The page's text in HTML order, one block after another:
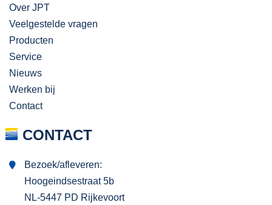
Over JPT
Veelgestelde vragen
Producten
Service
Nieuws
Werken bij
Contact
CONTACT
Bezoek/afleveren:
Hoogeindsestraat 5b
NL-5447 PD Rijkevoort